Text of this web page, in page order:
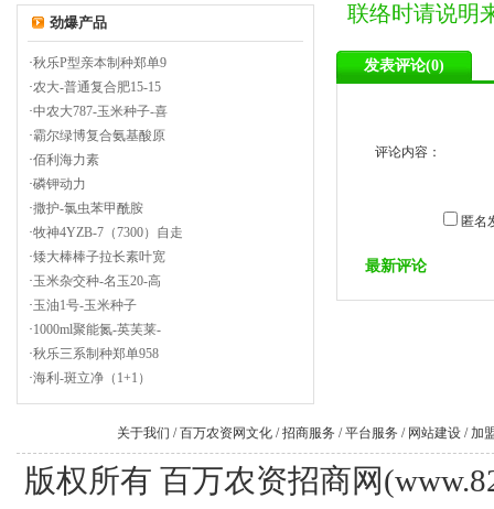
劲爆产品
·秋乐P型亲本制种郑单9
·农大-普通复合肥15-15
·中农大787-玉米种子-喜
·霸尔绿博复合氨基酸原
·佰利海力素
·磷钾动力
·撒护-氯虫苯甲酰胺
·牧神4YZB-7（7300）自走
·矮大棒棒子拉长素叶宽
·玉米杂交种-名玉20-高
·玉油1号-玉米种子
·1000ml聚能氮-英芙莱-
·秋乐三系制种郑单958
·海利-斑立净（1+1）
联络时请说明
发表评论(0)
评论内容：
匿
最新评论
关于我们 /百万农资网文化 /招商服务 /平台服务 / 网站建设 /加
版权所有 百万农资招商网